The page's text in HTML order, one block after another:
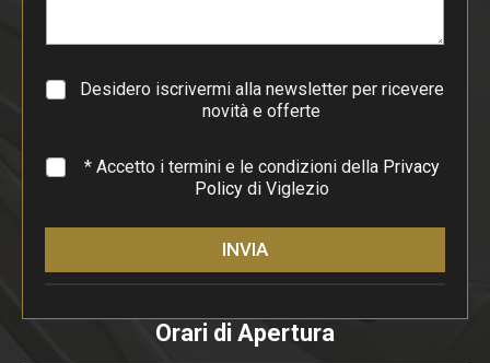
g
a
f
Desidero iscrivermi alla newsletter per ricevere
novità e offerte
* * Accetto i termini e le condizioni della Privacy
Policydi Viglezio
INVIA
Orari di Apertura